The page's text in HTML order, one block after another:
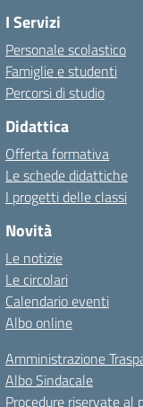
I Servizi
Personale scolastico
Famiglie e studenti
Percorsi di studio
Didattica
Offerta formativa
Le schede didattiche
I progetti delle classi
Novità
Le notizie
Le circolari
Calendario eventi
Albo online
Amministrazione
Albo Sindacale
Procedure riservate al